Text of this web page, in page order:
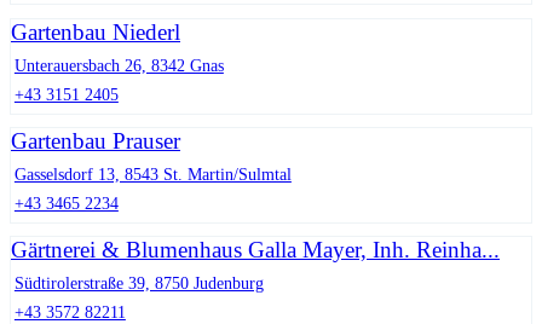
Gartenbau Niederl
Unterauersbach 26, 8342 Gnas
+43 3151 2405
Gartenbau Prauser
Gasselsdorf 13, 8543 St. Martin/Sulmtal
+43 3465 2234
Gärtnerei & Blumenhaus Galla Mayer, Inh. Reinha...
Südtirolerstraße 39, 8750 Judenburg
+43 3572 82211